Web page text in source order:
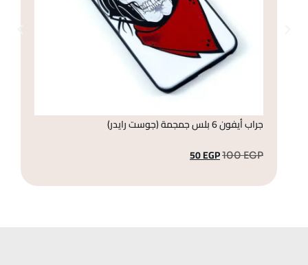
جراب أيفون 6 بلس جمجمة (جوست رايدر)
100EGP
50EGP